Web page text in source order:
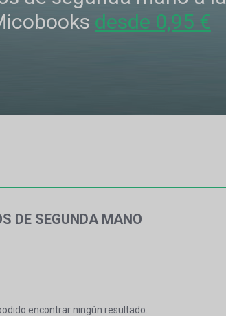
desde 0,95 €
DE SEGUNDA MANO
encontrar ningún resultado.